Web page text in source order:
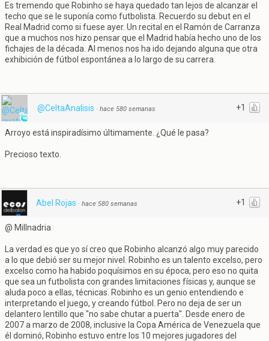
Es tremendo que Robinho se haya quedado tan lejos de alcanzar el
techo que se le suponía como futbolista. Recuerdo su debut en el
Real Madrid como si fuese ayer. Un recital en el Ramón de Carranza
que a muchos nos hizo pensar que el Madrid había hecho uno de los
fichajes de la década. Al menos nos ha ido dejando alguna que otra
exhibición de fútbol espontánea a lo largo de su carrera.
+1
@CeltaAnalisis · hace 580 semanas
Arroyo está inspiradísimo últimamente. ¿Qué le pasa?
Precioso texto.
+1
Abel Rojas · hace 580 semanas
@ Millnadria
La verdad es que yo sí creo que Robinho alcanzó algo muy parecido
a lo que debió ser su mejor nivel. Robinho es un talento excelso, pero
excelso como ha habido poquísimos en su época, pero eso no quita
que sea un futbolista con grandes limitaciones físicas y, aunque se
aluda poco a ellas, técnicas. Robinho es un genio entendiendo e
interpretando el juego, y creando fútbol. Pero no deja de ser un
delantero lentillo que "no sabe chutar a puerta". Desde enero de
2007 a marzo de 2008, inclusive la Copa América de Venezuela que
él dominó, Robinho estuvo entre los 10 mejores jugadores del